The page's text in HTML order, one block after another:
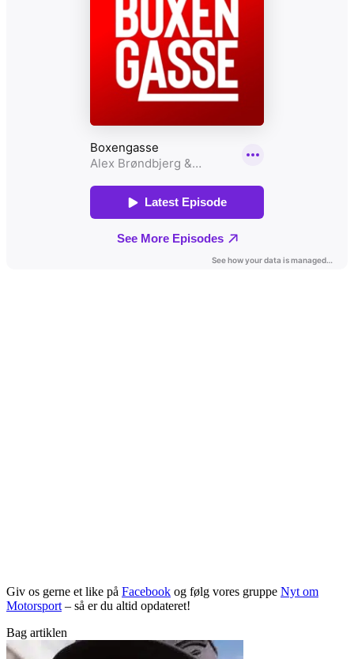
Giv os gerne et like på Facebook og følg vores gruppe Nyt om
Motorsport – så er du altid opdateret!
Bag artiklen